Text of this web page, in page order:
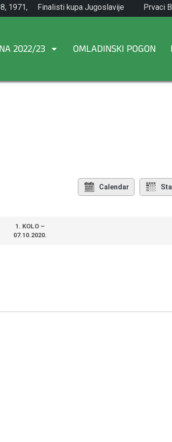
1971,
Finalisti kupa Jugoslavije
1965.
Prvaci
2022/23 OMLADINSKI POGON
Calendar
1. KOLO –
07.10.2020.